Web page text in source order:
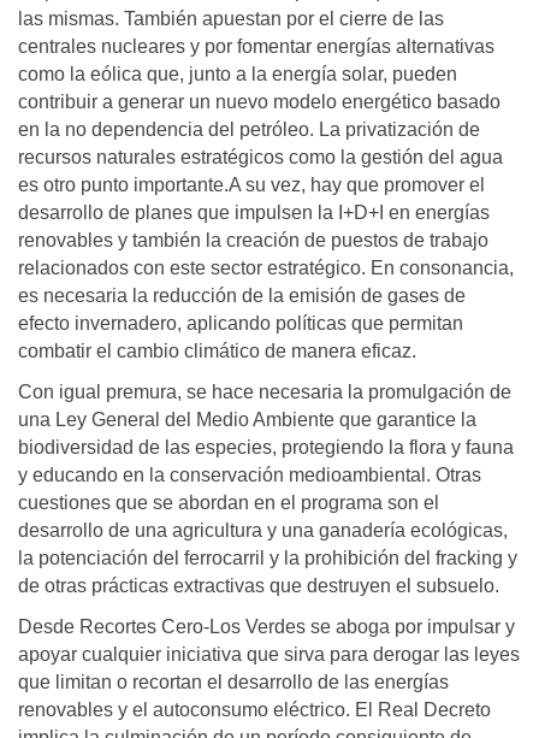
las mismas. También apuestan por el cierre de las
centrales nucleares y por fomentar energías alternativas
como la eólica que, junto a la energía solar, pueden
contribuir a generar un nuevo modelo energético basado
en la no dependencia del petróleo. La privatización de
recursos naturales estratégicos como la gestión del agua
es otro punto importante.A su vez, hay que promover el
desarrollo de planes que impulsen la I+D+I en energías
renovables y también la creación de puestos de trabajo
relacionados con este sector estratégico. En consonancia,
es necesaria la reducción de la emisión de gases de
efecto invernadero, aplicando políticas que permitan
combatir el cambio climático de manera eficaz.
Con igual premura, se hace necesaria la promulgación de
una Ley General del Medio Ambiente que garantice la
biodiversidad de las especies, protegiendo la flora y fauna
y educando en la conservación medioambiental. Otras
cuestiones que se abordan en el programa son el
desarrollo de una agricultura y una ganadería ecológicas,
la potenciación del ferrocarril y la prohibición del fracking y
de otras prácticas extractivas que destruyen el subsuelo.
Desde Recortes Cero-Los Verdes se aboga por impulsar y
apoyar cualquier iniciativa que sirva para derogar las leyes
que limitan o recortan el desarrollo de las energías
renovables y el autoconsumo eléctrico. El Real Decreto